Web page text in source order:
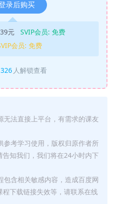
录后购买
39元 SVIP会员: 免费
会员: 免费
326 人解锁查看
无法直接上平台，有需求的课友
参考学习使用，版权归原作者所
知我们，我们将在24小时内下
包含相关敏感内容，造成百度网
下载链接失效等，请联系在线